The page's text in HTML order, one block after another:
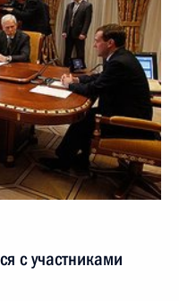
с участниками